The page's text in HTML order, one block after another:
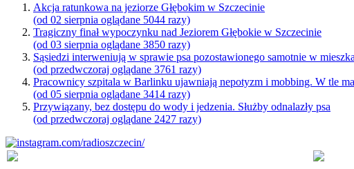
Akcja ratunkowa na jeziorze Głębokim w Szczecinie
(od 02 sierpnia oglądane 5044 razy)
Tragiczny finał wypoczynku nad Jeziorem Głębokie w Szczecinie
(od 03 sierpnia oglądane 3850 razy)
Sąsiedzi interweniują w sprawie psa pozostawionego samotnie w
(od przedwczoraj oglądane 3761 razy)
Pracownicy szpitala w Barlinku ujawniają nepotyzm i mobbing. W tle
(od 05 sierpnia oglądane 3414 razy)
Przywiązany, bez dostępu do wody i jedzenia. Służby odnalazły psa
(od przedwczoraj oglądane 2427 razy)